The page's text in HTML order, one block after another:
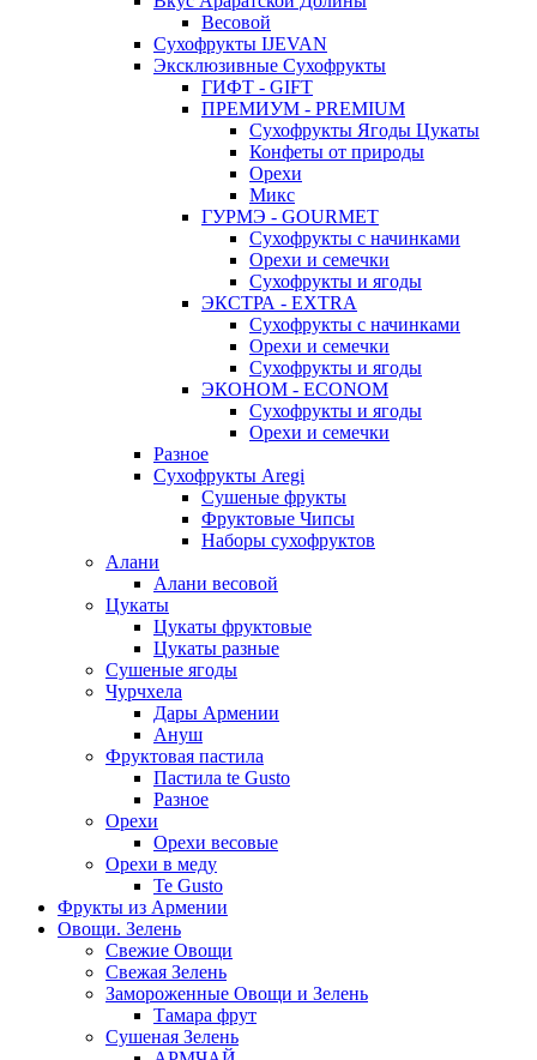
Весовой
Сухофрукты IJEVAN
Эксклюзивные Сухофрукты
ГИФТ - GIFT
ПРЕМИУМ - PREMIUM
Сухофрукты Ягоды Цукаты
Конфеты от природы
Орехи
Микс
ГУРМЭ - GOURMET
Сухофрукты с начинками
Орехи и семечки
Сухофрукты и ягоды
ЭКСТРА - EXTRA
Сухофрукты с начинками
Орехи и семечки
Сухофрукты и ягоды
ЭКОНОМ - ECONOM
Сухофрукты и ягоды
Орехи и семечки
Разное
Сухофрукты Aregi
Сушеные фрукты
Фруктовые Чипсы
Наборы сухофруктов
Алани
Алани весовой
Цукаты
Цукаты фруктовые
Цукаты разные
Сушеные ягоды
Чурчхела
Дары Армении
Ануш
Фруктовая пастила
Пастила te Gusto
Разное
Орехи
Орехи весовые
Орехи в меду
Te Gusto
Фрукты из Армении
Овощи. Зелень
Свежие Овощи
Свежая Зелень
Замороженные Овощи и Зелень
Тамара фрут
Сушеная Зелень